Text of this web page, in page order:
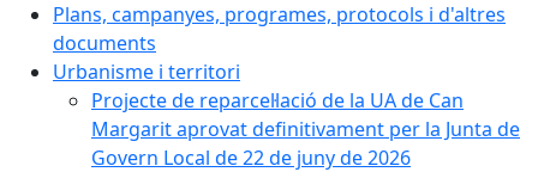
Plans, campanyes, programes, protocols i d'altres
documents
Urbanisme i territori
Projecte de reparcel·lació de la UA de Can
Margarit aprovat definitivament per la Junta de
Govern Local de 22 de juny de 2026